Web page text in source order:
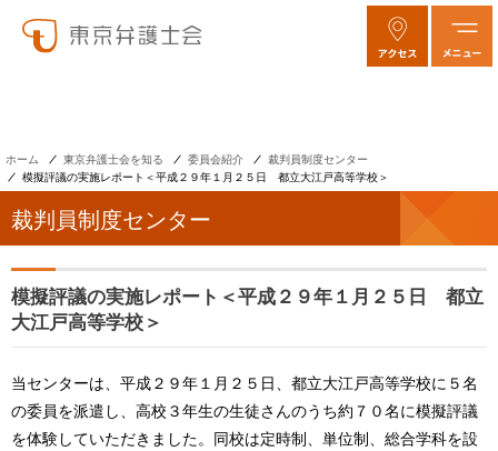
ホーム 東京弁護士会を知る 委員会紹介
裁判員制度センター
模擬評議の実施レポート＜平成２９年１月２５日 都立大江戸高等学校＞
裁判員制度センター
模擬評議の実施レポート＜平成２９年１月２５日 都立
大江戸高等学校＞
当センターは、平成２９年１月２５日、都立大江戸高等学校に５名
の委員を派遣し、高校３年生の生徒さんのうち約７０名に模擬評議
を体験していただきました。同校は定時制、単位制、総合学科を設